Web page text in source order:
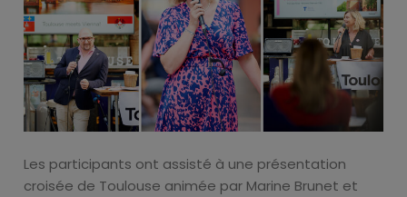
Les participants ont assisté à une présentation
croisée de Toulouse animée par Marine Brunet et